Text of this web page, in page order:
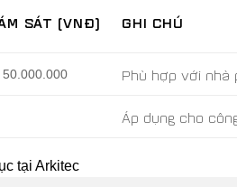
SÁT (VNĐ) GHI CHÚ
Phù hợp với nhà
Áp dụng cho